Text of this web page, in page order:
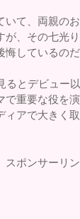
いて、両親の
が、その七光
しているのだ
るとデビュー
で重要な役を
ィアで大きく
スポンサーリ